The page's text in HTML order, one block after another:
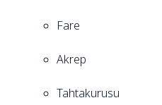
Fare
Akrep
Tahtakurusu